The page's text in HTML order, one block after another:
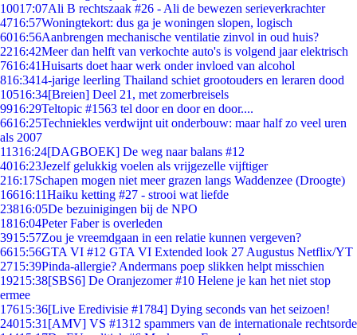
10017:07Ali B rechtszaak #26 - Ali de bewezen serieverkrachter
4716:57Woningtekort: dus ga je woningen slopen, logisch
6016:56Aanbrengen mechanische ventilatie zinvol in oud huis?
2216:42Meer dan helft van verkochte auto's is volgend jaar elektrisch
7616:41Huisarts doet haar werk onder invloed van alcohol
816:3414-jarige leerling Thailand schiet grootouders en leraren dood
10516:34[Breien] Deel 21, met zomerbreisels
9916:29Teltopic #1563 tel door en door en door....
6616:25Techniekles verdwijnt uit onderbouw: maar half zo veel uren
als 2007
11316:24[DAGBOEK] De weg naar balans #12
4016:23Jezelf gelukkig voelen als vrijgezelle vijftiger
216:17Schapen mogen niet meer grazen langs Waddenzee (Droogte)
16616:11Haiku ketting #27 - strooi wat liefde
23816:05De bezuinigingen bij de NPO
1816:04Peter Faber is overleden
3915:57Zou je vreemdgaan in een relatie kunnen vergeven?
6615:56GTA VI #12 GTA VI Extended look 27 Augustus Netflix/YT
2715:39Pinda-allergie? Andermans poep slikken helpt misschien
19215:38[SBS6] De Oranjezomer #10 Helene je kan het niet stop
ermee
17615:36[Live Eredivisie #1784] Dying seconds van het seizoen!
24015:31 [AMV] VS #1312 spammers van de internationale rechtsorde